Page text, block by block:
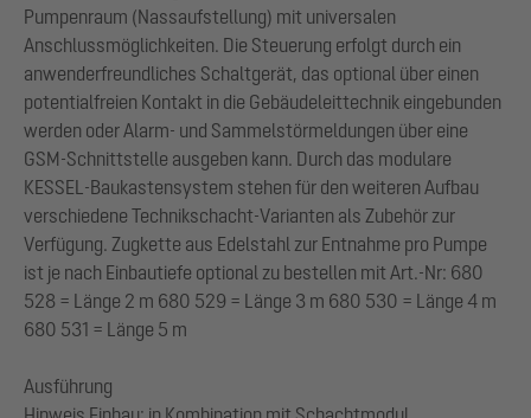
Pumpenraum (Nassaufstellung) mit universalen
Anschlussmöglichkeiten. Die Steuerung erfolgt durch ein
anwenderfreundliches Schaltgerät, das optional über einen
potentialfreien Kontakt in die Gebäudeleittechnik eingebunden
werden oder Alarm- und Sammelstörmeldungen über eine
GSM-Schnittstelle ausgeben kann. Durch das modulare
KESSEL-Baukastensystem stehen für den weiteren Aufbau
verschiedene Technikschacht-Varianten als Zubehör zur
Verfügung. Zugkette aus Edelstahl zur Entnahme pro Pumpe
ist je nach Einbautiefe optional zu bestellen mit Art.-Nr: 680
528 = Länge 2 m 680 529 = Länge 3 m 680 530 = Länge 4 m
680 531 = Länge 5 m
Ausführung